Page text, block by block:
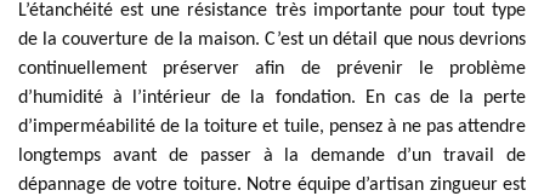
L’étanchéité est une résistance très importante pour tout type
de la couverture de la maison. C’est un détail que nous devrions
continuellement préserver afin de prévenir le problème
d’humidité à l’intérieur de la fondation. En cas de la perte
d’imperméabilité de la toiture et tuile, pensez à ne pas attendre
longtemps avant de passer à la demande d’un travail de
dépannage de votre toiture. Notre équipe d’artisan zingueur est